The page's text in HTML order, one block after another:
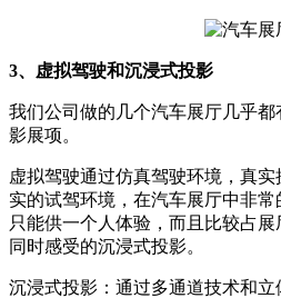
3、虚拟驾驶和沉浸式投影
我们公司做的几个汽车展厅几乎
影展项。
虚拟驾驶通过仿真驾驶环境，真
实的试驾环境，在汽车展厅中非
只能供一个人体验，而且比较占
同时感受的沉浸式投影。
沉浸式投影：通过多通道技术和